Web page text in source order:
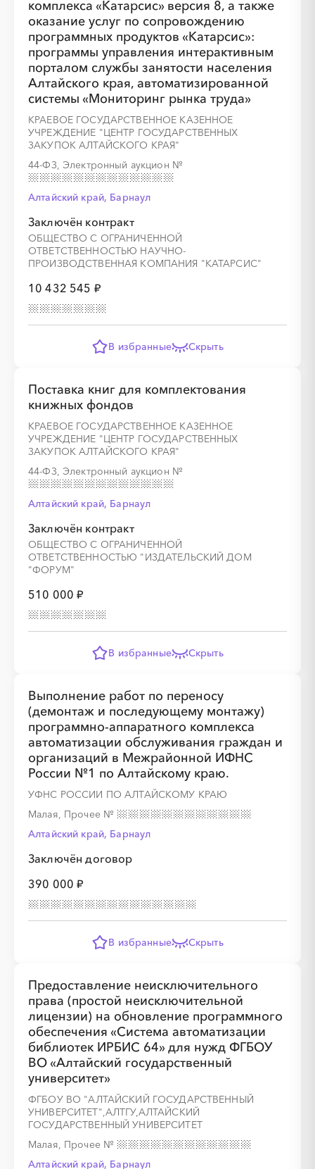
комплекса «Катарсис» версия 8, а также
оказание услуг по сопровождению
программных продуктов «Катарсис»:
программы управления интерактивным
порталом службы занятости населения
Алтайского края, автоматизированной
системы «Мониторинг рынка труда»
КРАЕВОЕ ГОСУДАРСТВЕННОЕ КАЗЕННОЕ
УЧРЕЖДЕНИЕ "ЦЕНТР ГОСУДАРСТВЕННЫХ
ЗАКУПОК АЛТАЙСКОГО КРАЯ"
44-ФЗ, Электронный аукцион №
Алтайский край, Барнаул
Заключён контракт
ОБЩЕСТВО С ОГРАНИЧЕННОЙ
ОТВЕТСТВЕННОСТЬЮ НАУЧНО-
ПРОИЗВОДСТВЕННАЯ КОМПАНИЯ "КАТАРСИС"
10 432 545 ₽
В избранные Скрыть
Поставка книг для комплектования
книжных фондов
КРАЕВОЕ ГОСУДАРСТВЕННОЕ КАЗЕННОЕ
УЧРЕЖДЕНИЕ "ЦЕНТР ГОСУДАРСТВЕННЫХ
ЗАКУПОК АЛТАЙСКОГО КРАЯ"
44-ФЗ, Электронный аукцион №
Алтайский край, Барнаул
Заключён контракт
ОБЩЕСТВО С ОГРАНИЧЕННОЙ
ОТВЕТСТВЕННОСТЬЮ "ИЗДАТЕЛЬСКИЙ ДОМ
"ФОРУМ"
510 000 ₽
В избранные Скрыть
Выполнение работ по переносу
(демонтаж и последующему монтажу)
программно-аппаратного комплекса
автоматизации обслуживания граждан и
организаций в Межрайонной ИФНС
России №1 по Алтайскому краю.
УФНС РОССИИ ПО АЛТАЙСКОМУ КРАЮ
Малая, Прочее №
Алтайский край, Барнаул
Заключён договор
390 000 ₽
В избранные Скрыть
Предоставление неисключительного
права (простой неисключительной
лицензии) на обновление программного
обеспечения «Система автоматизации
библиотек ИРБИС 64» для нужд ФГБОУ
ВО «Алтайский государственный
университет»
ФГБОУ ВО "АЛТАЙСКИЙ ГОСУДАРСТВЕННЫЙ
УНИВЕРСИТЕТ",АЛТГУ,АЛТАЙСКИЙ
ГОСУДАРСТВЕННЫЙ УНИВЕРСИТЕТ
Малая, Прочее №
Алтайский край, Барнаул